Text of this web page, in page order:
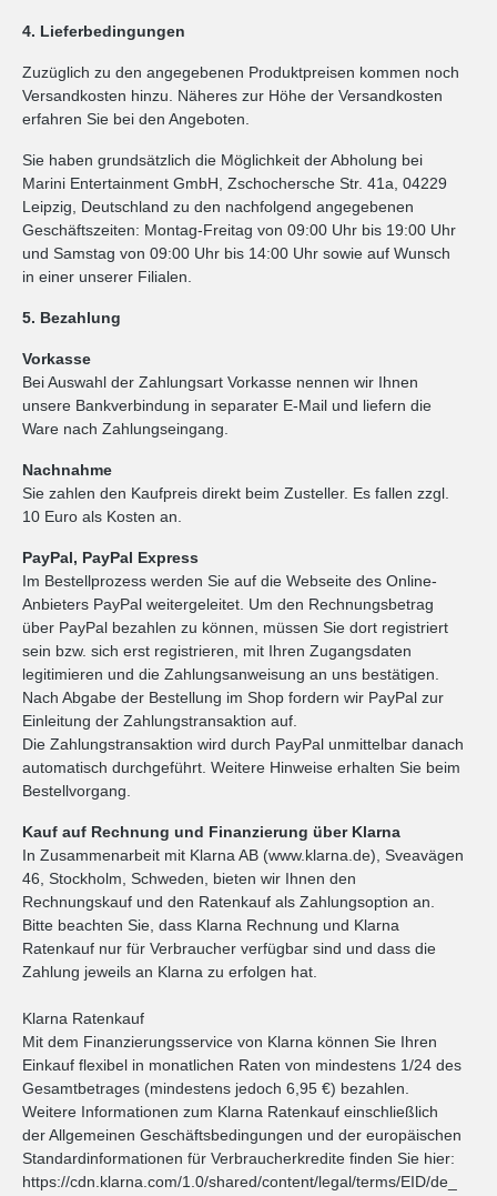
4. Lieferbedingungen
Zuzüglich zu den angegebenen Produktpreisen kommen noch
Versandkosten hinzu. Näheres zur Höhe der Versandkosten
erfahren Sie bei den Angeboten.
Sie haben grundsätzlich die Möglichkeit der Abholung bei
Marini Entertainment GmbH, Zschochersche Str. 41a, 04229
Leipzig, Deutschland zu den nachfolgend angegebenen
Geschäftszeiten: Montag-Freitag von 09:00 Uhr bis 19:00 Uhr
und Samstag von 09:00 Uhr bis 14:00 Uhr sowie auf Wunsch
in einer unserer Filialen.
5. Bezahlung
Vorkasse
Bei Auswahl der Zahlungsart Vorkasse nennen wir Ihnen
unsere Bankverbindung in separater E-Mail und liefern die
Ware nach Zahlungseingang.
Nachnahme
Sie zahlen den Kaufpreis direkt beim Zusteller. Es fallen zzgl.
10 Euro als Kosten an.
PayPal, PayPal Express
Im Bestellprozess werden Sie auf die Webseite des Online-
Anbieters PayPal weitergeleitet. Um den Rechnungsbetrag
über PayPal bezahlen zu können, müssen Sie dort registriert
sein bzw. sich erst registrieren, mit Ihren Zugangsdaten
legitimieren und die Zahlungsanweisung an uns bestätigen.
Nach Abgabe der Bestellung im Shop fordern wir PayPal zur
Einleitung der Zahlungstransaktion auf.
Die Zahlungstransaktion wird durch PayPal unmittelbar danach
automatisch durchgeführt. Weitere Hinweise erhalten Sie beim
Bestellvorgang.
Kauf auf Rechnung und Finanzierung über Klarna
In Zusammenarbeit mit Klarna AB (www.klarna.de), Sveavägen
46, Stockholm, Schweden, bieten wir Ihnen den
Rechnungskauf und den Ratenkauf als Zahlungsoption an.
Bitte beachten Sie, dass Klarna Rechnung und Klarna
Ratenkauf nur für Verbraucher verfügbar sind und dass die
Zahlung jeweils an Klarna zu erfolgen hat.
Klarna Ratenkauf
Mit dem Finanzierungsservice von Klarna können Sie Ihren
Einkauf flexibel in monatlichen Raten von mindestens 1/24 des
Gesamtbetrages (mindestens jedoch 6,95 €) bezahlen.
Weitere Informationen zum Klarna Ratenkauf einschließlich
der Allgemeinen Geschäftsbedingungen und der europäischen
Standardinformationen für Verbraucherkredite finden Sie hier:
https://cdn.klarna.com/1.0/shared/content/legal/terms/EID/de_